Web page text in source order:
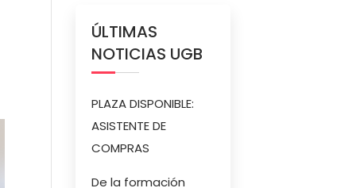
ÚLTIMAS
NOTICIAS UGB
PLAZA DISPONIBLE:
ASISTENTE DE
COMPRAS
De la formación